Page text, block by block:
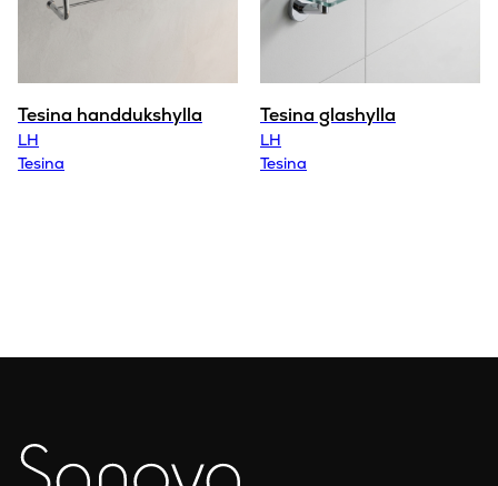
Tesina handdukshylla
LH
Tesina
Tesina glashylla
LH
Tesina